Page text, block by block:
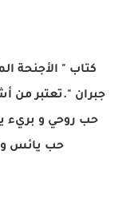
كتاب " الأجنحة
جبران ".تعتبر من
حب يائس و